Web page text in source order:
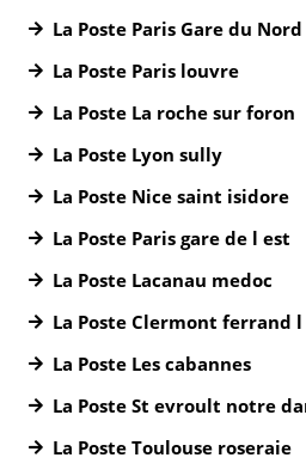
La Poste Paris Gare du Nord
La Poste Paris louvre
La Poste La roche sur foron
La Poste Lyon sully
La Poste Nice saint isidore
La Poste Paris gare de l est
La Poste Lacanau medoc
La Poste Clermont ferrand
La Poste Les cabannes
La Poste St evroult notre
La Poste Toulouse roseraie